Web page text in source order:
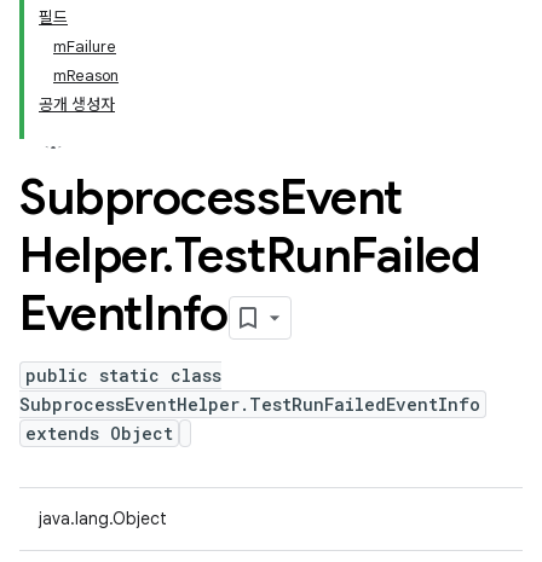
필드
mFailure
mReason
공개 생성자
SubprocessEvent
Helper.TestRunFailed
EventInfo
public static class
SubprocessEventHelper.TestRunFailedEventInfo
extends Object
java.lang.Object